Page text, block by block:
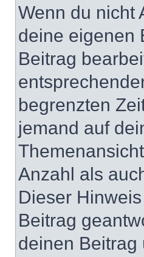
Wenn du nicht
deine eigenen
Beitrag
begrenzten
jemand auf
Anzahl als
Dieser
Beitrag
deinen Beitrag